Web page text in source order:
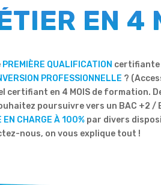
EN 4
PREMIÈRE QUALIFICATION certifiante
PROFESSIONNELLE ?
en 4 MOIS de formation.
poursuivre vers un BAC +2 /
EN CHARGE À 100%par divers
nous, on vous explique tout !